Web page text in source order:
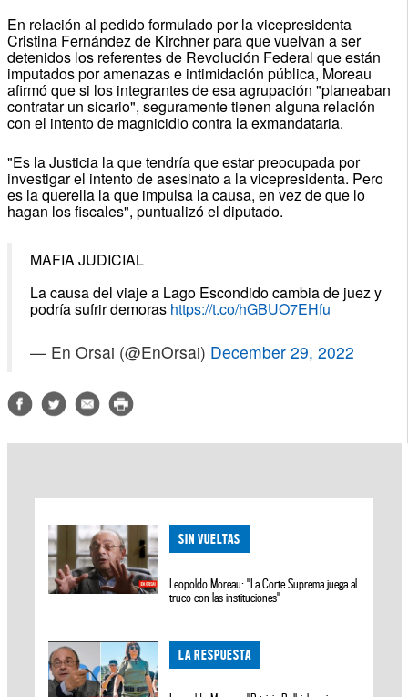
En relación al pedido formulado por la vicepresidenta
Cristina Fernández de Kirchner para que vuelvan a ser
detenidos los referentes de Revolución Federal que están
imputados por amenazas e intimidación pública, Moreau
afirmó que si los integrantes de esa agrupación "planeaban
contratar un sicario", seguramente tienen alguna relación
con el intento de magnicidio contra la exmandataria.
"Es la Justicia la que tendría que estar preocupada por
investigar el intento de asesinato a la vicepresidenta. Pero
es la querella la que impulsa la causa, en vez de que lo
hagan los fiscales", puntualizó el diputado.
MAFIA JUDICIAL
La causa del viaje a Lago Escondido cambia de juez y
podría sufrir demoras https://t.co/hGBUO7EHfu
— En Orsai (@EnOrsai) December 29, 2022
SIN VUELTAS
Leopoldo Moreau: "La Corte Suprema juega al
truco con las instituciones"
LA RESPUESTA